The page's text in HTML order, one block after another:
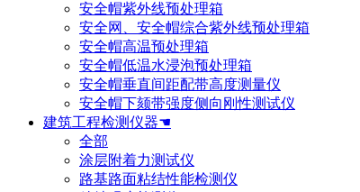
安全帽紫外线预处理箱
安全网、安全帽综合紫外线预处理箱
安全帽高温预处理箱
安全帽低温水浸泡预处理箱
安全帽垂直间距配带高度测量仪
安全帽下颏带强度侧向刚性测试仪
建筑工程检测仪器☚
全部
涂层附着力测试仪
路基路面粘结性能检测仪